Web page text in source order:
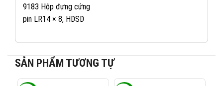
9183 Hộp đựng cứng
pin LR14 × 8, HDSD
SẢN PHẨM TƯƠNG TỰ
KINH DOANH 4: